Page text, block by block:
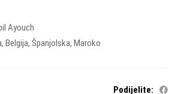
Ayouch
, Belgija, Španjolska, Maroko
Podijelite: